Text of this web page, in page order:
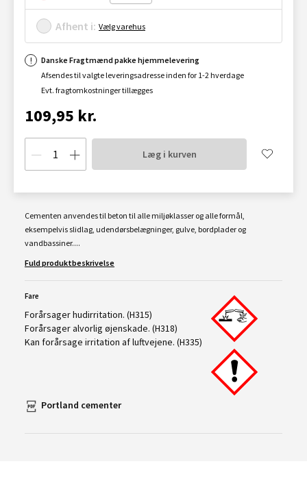
Afhent i: Vælg varehus
Danske Fragtmænd pakke hjemmelevering
Afsendes til valgte leveringsadresse inden for 1-2 hverdage
Evt. fragtomkostninger tillægges
109,95 kr.
Læg i kurven
Cementen anvendes til beton til alle miljøklasser og alle formål,
eksempelvis slidlag, udendørsbelægninger, gulve, bordplader og
vandbassiner....
Fuld produktbeskrivelse
Fare
Forårsager hudirritation. (H315)
Forårsager alvorlig øjenskade. (H318)
Kan forårsage irritation af luftvejene. (H335)
Portland cementer